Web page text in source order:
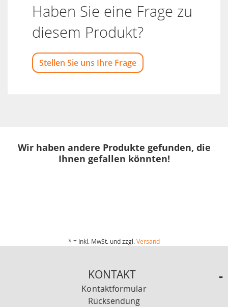
Haben Sie eine Frage zu
diesem Produkt?
Stellen Sie uns Ihre Frage
Wir haben andere Produkte gefunden, die
Ihnen gefallen könnten!
* = Inkl. MwSt. und zzgl.Versand
KONTAKT
Kontaktformular
Rücksendung